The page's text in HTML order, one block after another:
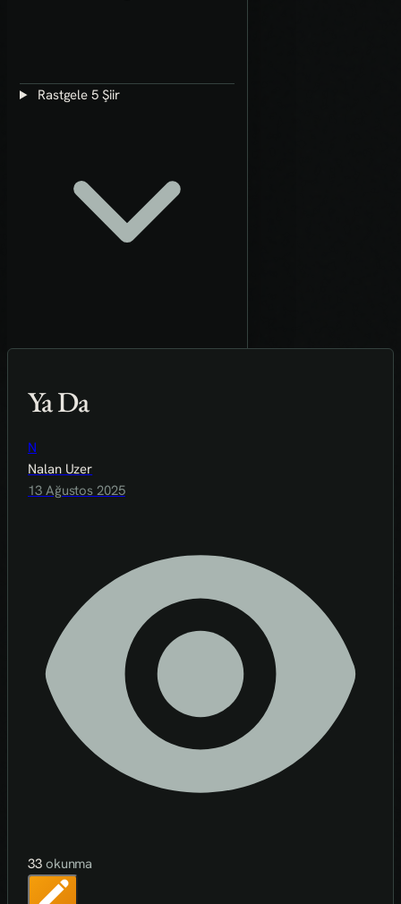
Rastgele 5 Şiir
Ya Da
N
Nalan Uzer
13 Ağustos 2025
33 okunma